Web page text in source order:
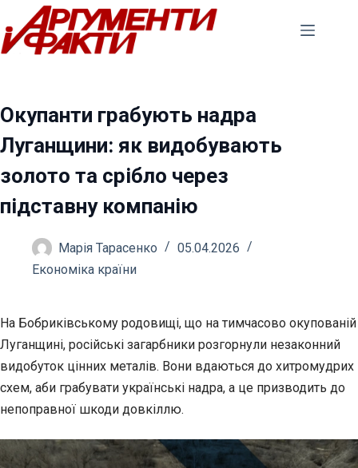
Перейти
до
вмісту
Окупанти грабують надра
Луганщини: як видобувають
золото та срібло через
підставну компанію
Марія Тарасенко
05.04.2026
Економіка країни
На Бобриківському родовищі, що на тимчасово окупованій
Луганщині, російські загарбники розгорнули незаконний
видобуток цінних металів. Вони вдаються до хитромудрих
схем, аби грабувати українські надра, а це призводить до
непоправної шкоди довкіллю.